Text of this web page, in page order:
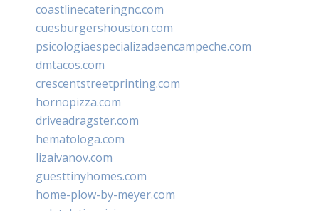
coastlinecateringnc.com
cuesburgershouston.com
psicologiaespecializadaencampeche.com
dmtacos.com
crescentstreetprinting.com
hornopizza.com
driveadragster.com
hematologa.com
lizaivanov.com
guesttinyhomes.com
home-plow-by-meyer.com